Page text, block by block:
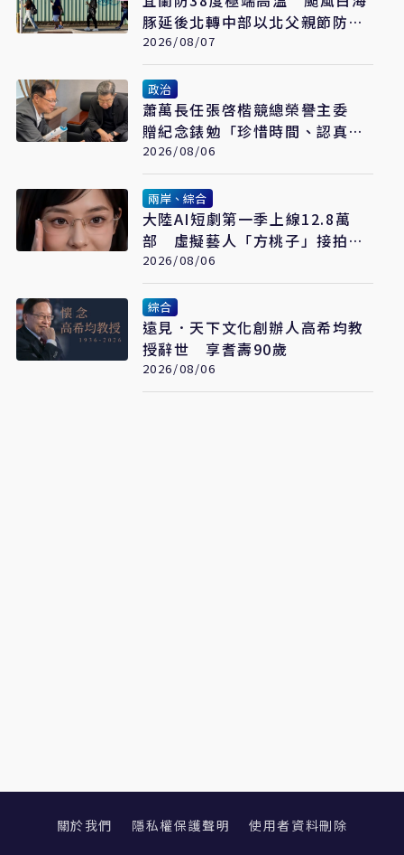
豚延後北轉中部以北父親節防豪
大雨
2026/08/07
政治
蕭萬長任張啓楷競總榮譽主委
贈紀念錶勉「珍惜時間、認真打
拚」
2026/08/06
兩岸、綜合
大陸AI短劇第一季上線12.8萬
部 虛擬藝人「方桃子」接拍美
瞳廣告
2026/08/06
綜合
遠見．天下文化創辦人高希均教
授辭世 享耆壽90歲
2026/08/06
關於我們 隱私權保護聲明 使用者資料刪除